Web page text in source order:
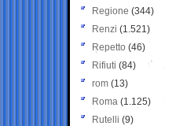
Regione (344)
Renzi (1.521)
Repetto (46)
Rifiuti (84)
rom (13)
Roma (1.125)
Rutelli (9)